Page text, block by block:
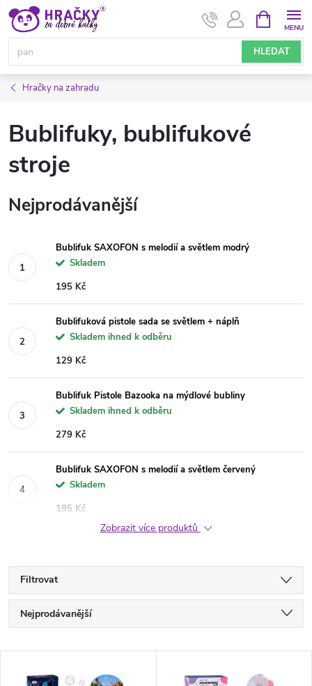
Přejít
obsah
HLEDAT
NÁKUPNÍ
KOŠÍK
Hračky na zahradu
Bublifuky, bublifukové
stroje
Nejprodávanější
Bublifuk SAXOFON s melodií a světlem modrý
Skladem
195 Kč
Bublifuková pistole sada se světlem + náplň
Skladem ihned k odběru
129 Kč
Bublifuk Pistole Bazooka na mýdlové bubliny
Skladem ihned k odběru
279 Kč
Bublifuk SAXOFON s melodií a světlem červený
Skladem
195 Kč
Zobrazit více produktů
Filtrovat
Ř
a
Nejprodávanější
V